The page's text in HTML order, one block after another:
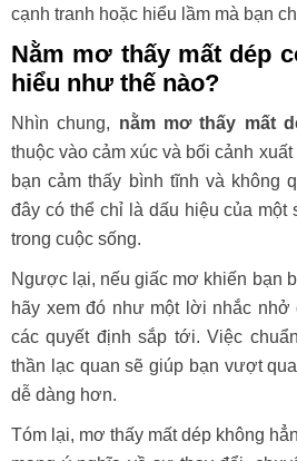
cạnh tranh hoặc hiểu lầm mà bạn
Nằm mơ thấy mất dép
hiểu như thế nào?
Nhìn chung, nằm mơ thấy mất
thuộc vào cảm xúc và bối cảnh
bạn cảm thấy bình tĩnh và không
đây có thể chỉ là dấu hiệu của
trong cuộc sống.
Ngược lại, nếu giấc mơ khiến bạn
hãy xem đó như một lời nhắc nhở
các quyết định sắp tới. Việc
thần lạc quan sẽ giúp bạn vượt
dễ dàng hơn.
Tóm lại, mơ thấy mất dép không